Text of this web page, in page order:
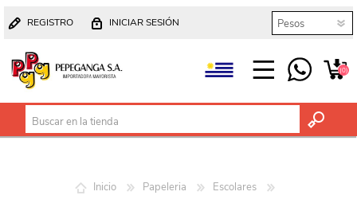
REGISTRO INICIAR SESIÓN
(0)
Inicio Papeleria Escolares